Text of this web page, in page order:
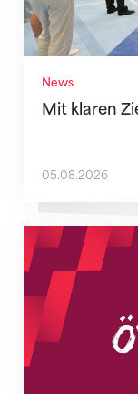
News
Mit klaren
05.08.2026
Neue